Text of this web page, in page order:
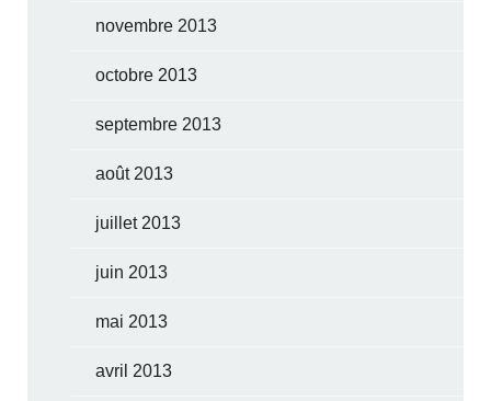
novembre 2013
octobre 2013
septembre 2013
août 2013
juillet 2013
juin 2013
mai 2013
avril 2013